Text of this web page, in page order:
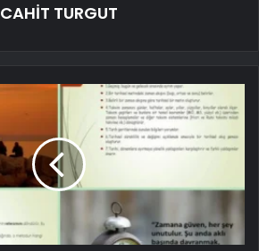
CAHİT TURGUT